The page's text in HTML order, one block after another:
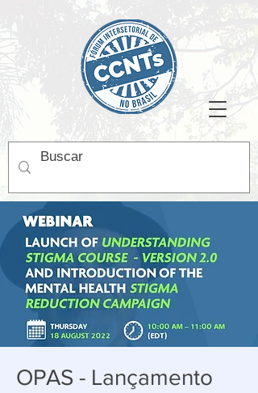
OPAS - Lançamento